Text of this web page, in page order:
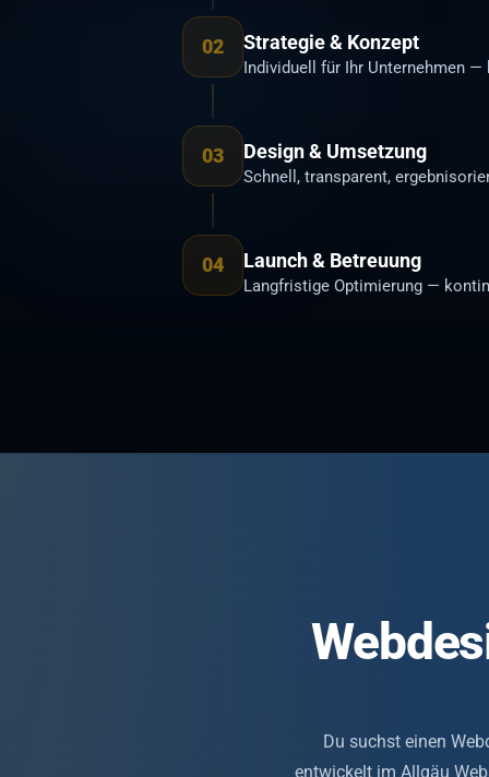
02 Strategie & Konzept
Individuell für Ihr Unternehmen
03 Design & Umsetzung
Schnell, transparent,
04 Launch & Betreuung
Langfristige Optimierung —
Du suchst einen
entwickelt im Allgäu